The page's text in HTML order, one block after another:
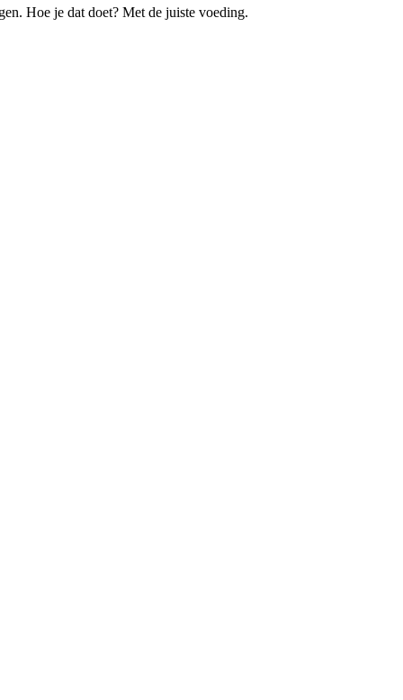
Hoe je dat doet? Met de juiste voeding.